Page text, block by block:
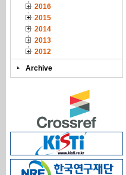
2016
2015
2014
2013
2012
Archive